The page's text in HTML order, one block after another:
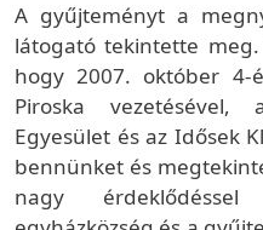
A gyűjteményt a
látogató tekintette
hogy 2007. október 4-
Piroska vezetésével,
Egyesület és az Idősek
bennünket és
nagy